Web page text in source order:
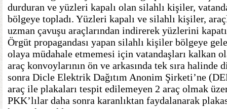
durduran ve yüzleri kapalı olan silahlı kişiler,
bölgeye topladı. Yüzleri kapalı ve silahlı kişiler,
uzman çavuşu araçlarından indirerek yüzlerini
Örgüt propagandası yapan silahlı kişiler bölgeye
olaya müdahale etmemesi için vatandaşları kalkan
araç konvoylarının ön ve arkasında tek sıra halinde
sonra Dicle Elektrik Dağıtım Anonim Şirketi’ne
araç ile plakaları tespit edilemeyen 2 araç olmak
PKK’lılar daha sonra karanlıktan faydalanarak